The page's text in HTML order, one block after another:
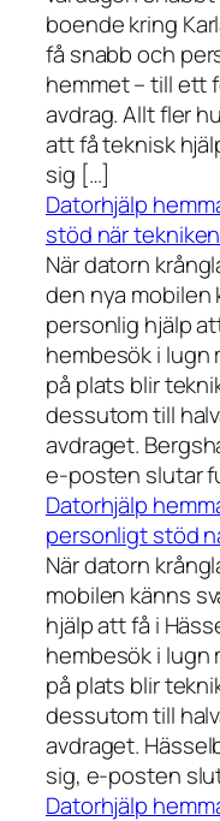
boende kring
få snabb och
hemmet – till ett
avdrag. Allt fler
att få teknisk
sig […]
Datorhjälp
stöd när
När datorn
den nya mobilen
personlig hjälp
hembesök i
på plats blir
dessutom till
avdraget.
e-posten slutar
Datorhjälp
personligt stöd
När datorn
mobilen känns
hjälp att få i
hembesök i
på plats blir
dessutom till
avdraget.
sig, e-posten
Datorhjälp